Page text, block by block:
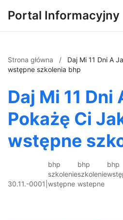
Portal Informacyjny
Strona główna /
Daj Mi 11 Dni A
wstępne szkolenia bhp
Daj Mi 11 Dni
Pokażę Ci
wstępne
30.11.-0001
bhp
szkolenie
wstępne
bhp
szkolenie
wstepne
bhp